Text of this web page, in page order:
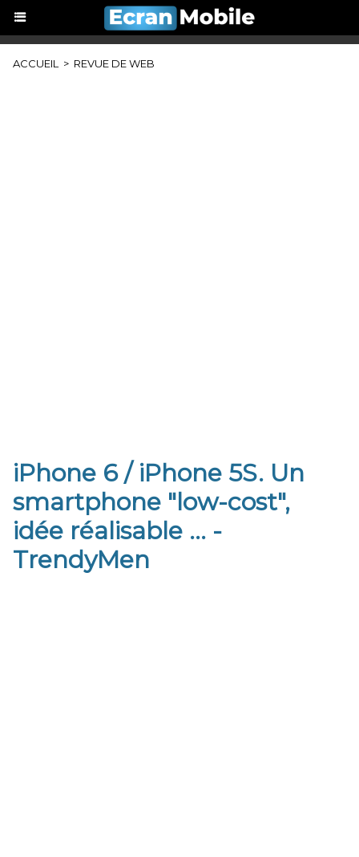
ACCUEIL > REVUE DE WEB
iPhone 6 / iPhone 5S. Un
smartphone "low-cost",
idée réalisable ... -
TrendyMen